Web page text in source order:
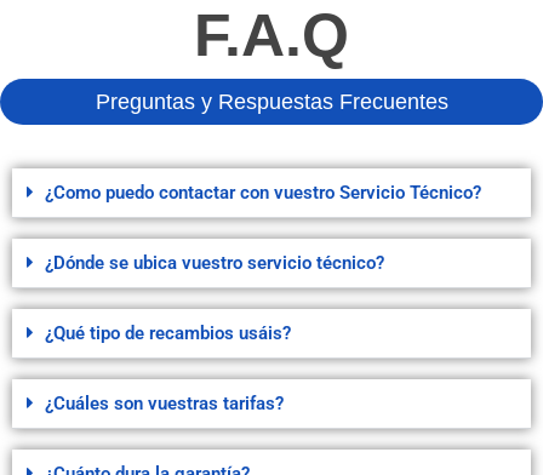
F.A.Q
Preguntas y Respuestas Frecuentes
¿Como puedo contactar con vuestro Servicio Técnico?
¿Dónde se ubica vuestro servicio técnico?
¿Qué tipo de recambios usáis?
¿Cuáles son vuestras tarifas?